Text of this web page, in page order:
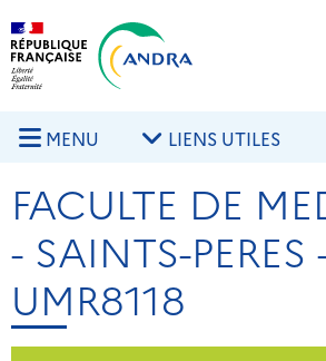
Aller au contenu principal
MENU LIENS UTILES
FACULTE DE
- SAINTS-
UMR8118